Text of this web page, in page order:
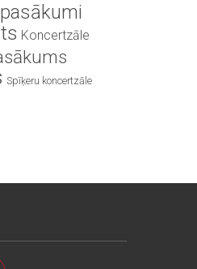
Koncertzāle
Spīķeru koncertzāle